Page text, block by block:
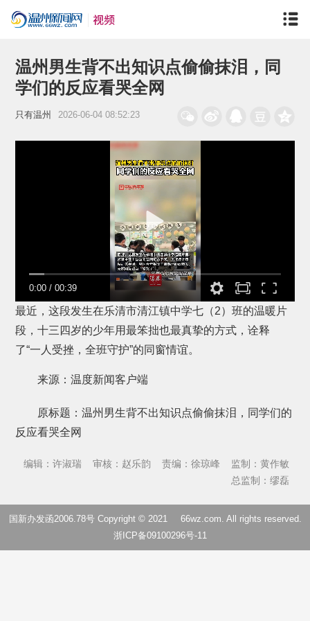
温州男生背不出知识点偷偷抹泪，同
学们的反应看哭全网
只有温州 2026-06-04 08:52:23
0:00 /00:39
最近，这段发生在乐清市清江镇中学七（2）班的温暖片
段，十三四岁的少年用最笨拙也最真挚的方式，诠释
了“一人受挫，全班守护”的同窗情谊。
来源：温度新闻客户端
原标题：温州男生背不出知识点偷偷抹泪，同学们的
反应看哭全网
编辑：许淑瑞 审核：赵乐韵 责编：徐琼峰
监制：黄作敏
总监制：缪磊
国新办发函2006.78号 Copyright © 2021 66wz.com. All rights reserved.
浙ICP备09100296号-11